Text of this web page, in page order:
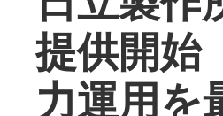
提供開
力運用を